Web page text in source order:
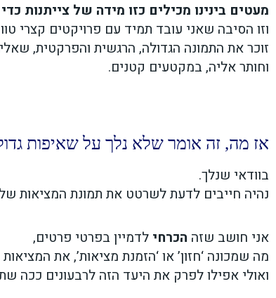
מעטים בינינו מכילים כזו מידה של צייתנות
וזו הסיבה שאני עובד תמיד עם פרויקטים קצרי
זוכר את התמונה הגדולה, הרגשית והפרקטית,
וחותר אליה, במקטעים קטנים.
אז מה, זה אומר שלא נלך על שאיפות
בוודאי שנלך.
נהיה חייבים לדעת לשרטט את תמונת המציאות
אני חושב שזה הכרחי לדמיין בפרטי פרטים,
מה שמכונה ‘חזון’ או ‘הזמנת מציאות’, את
ואולי אפילו לפרק את היעד הזה לרבעונים ככה